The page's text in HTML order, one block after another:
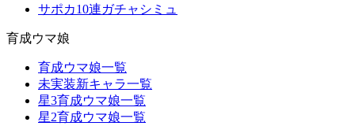
サポカ10連ガチャシミュ
育成ウマ娘
育成ウマ娘一覧
未実装新キャラ一覧
星3育成ウマ娘一覧
星2育成ウマ娘一覧